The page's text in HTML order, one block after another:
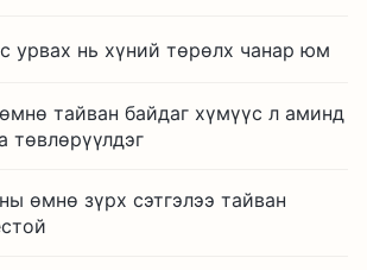
урвах нь хүний төрөлх чанар юм
тайван байдаг хүмүүс л аминд
төвлөрүүлдэг
өмнө зүрх сэтгэлээ тайван